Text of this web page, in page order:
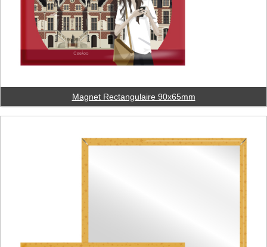
Magnet Rectangulaire 90x65mm